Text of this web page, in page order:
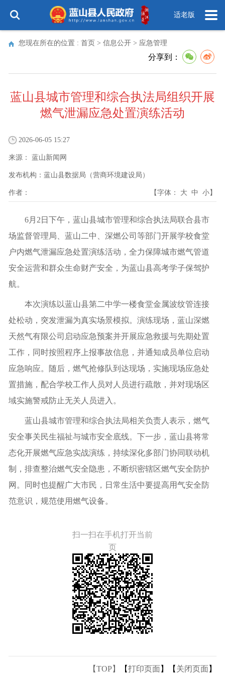
适老版
您现在所在的位置 : 首页 > 信息公开 > 应急管理
分享到：
蓝山县城市管理和综合执法局组织开展
燃气泄漏应急处置演练活动
2026-06-05 15:27
来源： 蓝山新闻网
发布机构： 蓝山县数据局（营商环境建设局）
作者： 【字体： 大 中 小】
6月2日下午，蓝山县城市管理和综合执法局联合县市
场监督管理局、蓝山二中、深燃公司等部门开展学校食堂
户内燃气泄漏应急处置演练活动，全力保障城市燃气管道
安全运营和群众生命财产安全，为蓝山县高考学子保驾护
航。
本次演练以蓝山县第二中学一楼食堂金属波纹管连接
处松动，突发泄漏为真实场景模拟。演练现场，蓝山深燃
天然气有限公司启动应急预案并开展应急救援与先期处置
工作，同时按照程序上报事故信息，并通知成员单位启动
应急响应。随后，燃气抢修队到达现场，实施现场应急处
置措施，配合学校工作人员对人员进行疏散，并对现场区
域实施警戒防止无关人员进入。
蓝山县城市管理和综合执法局相关负责人表示，燃气
安全事关民生福祉与城市安全底线。下一步，蓝山县将常
态化开展燃气应急实战演练，持续深化多部门协同联动机
制，排查整治燃气安全隐患，不断织密辖区燃气安全防护
网。同时也提醒广大市民，日常生活中要提高用气安全防
范意识，规范使用燃气设备。
扫一扫在手机打开当前
页
【TOP】 【打印页面】【 关闭页面】